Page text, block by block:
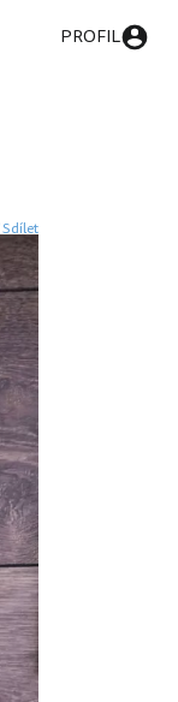
PROFIL
Sdílet